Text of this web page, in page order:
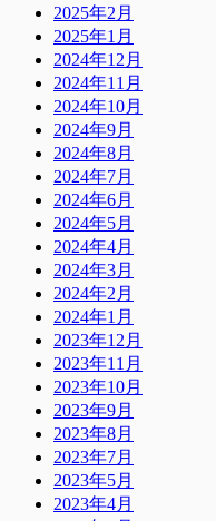
2025年2月
2025年1月
2024年12月
2024年11月
2024年10月
2024年9月
2024年8月
2024年7月
2024年6月
2024年5月
2024年4月
2024年3月
2024年2月
2024年1月
2023年12月
2023年11月
2023年10月
2023年9月
2023年8月
2023年7月
2023年5月
2023年4月